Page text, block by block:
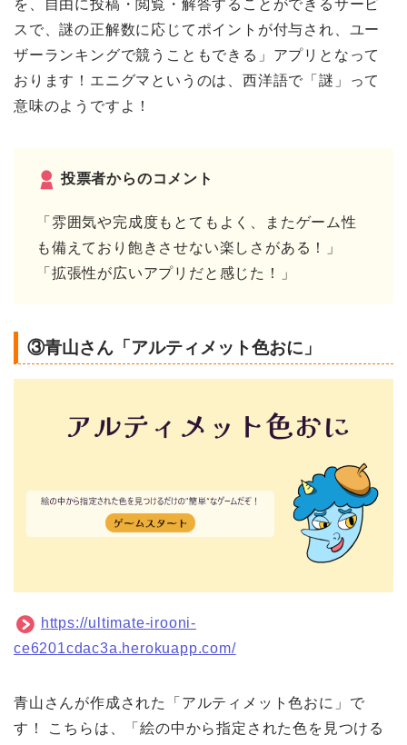
を、自由に投稿・閲覧・解答することができるサービ
スで、謎の正解数に応じてポイントが付与され、ユー
ザーランキングで競うこともできる」アプリとなって
おります！エニグマというのは、西洋語で「謎」って
意味のようですよ！
投票者からのコメント
「雰囲気や完成度もとてもよく、またゲーム性
も備えており飽きさせない楽しさがある！」
「拡張性が広いアプリだと感じた！」
③青山さん「アルティメット色おに」
https://ultimate-irooni-
ce6201cdac3a.herokuapp.com/
青山さんが作成された「アルティメット色おに」で
す！ こちらは、「絵の中から指定された色を見つける